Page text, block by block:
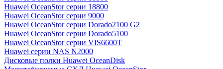
Huawei OceanStor серии 18800
Huawei OceanStor серии 9000
Huawei OceanStor серии Dorado2100 G2
Huawei OceanStor серии Dorado5100
Huawei OceanStor серии VIS6600T
Huawei серии NAS N2000
Дисковые полки Huawei OceanDisk